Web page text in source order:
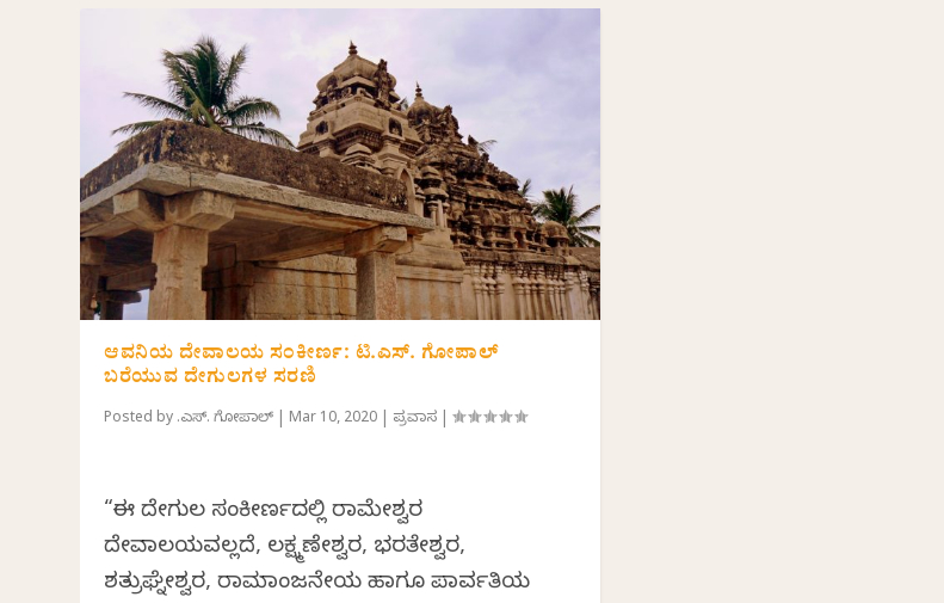
ಆವನಿಯ ದೇವಾಲಯ ಸಂಕೀರ್ಣ: ಟಿ.ಎಸ್. ಗೋಪಾಲ್
ಬರೆಯುವ ದೇಗುಲಗಳ ಸರಣಿ
Posted by ಟಿ.ಎಸ್. ಗೋಪಾಲ್ Mar 10, 2020 ಪ್ರವಾಸ |
“ಈ ದೇಗುಲ ಸಂಕೀರ್ಣದಲ್ಲಿ ರಾಮೇಶ್ವರ
ದೇವಾಲಯವಲ್ಲದೆ, ಲಕ್ಷ್ಮಣೇಶ್ವರ, ಭರತೇಶ್ವರ,
ಶತ್ರುಘ್ನೇಶ್ವರ, ರಾಮಾಂಜನೇಯ ಹಾಗೂ ಪಾರ್ವತಿಯ